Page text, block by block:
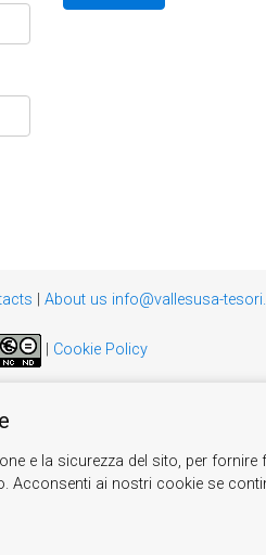
About us info@vallesusa-
Cookie Policy
e la sicurezza del sito, per fornire
Acconsenti ai nostri cookie se